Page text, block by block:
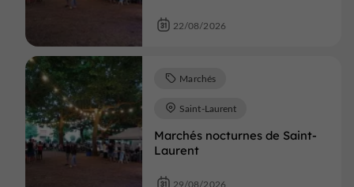
22/08/2026
Marchés nocturnes de Saint-
Laurent
Marchés
Saint-Laurent
29/08/2026